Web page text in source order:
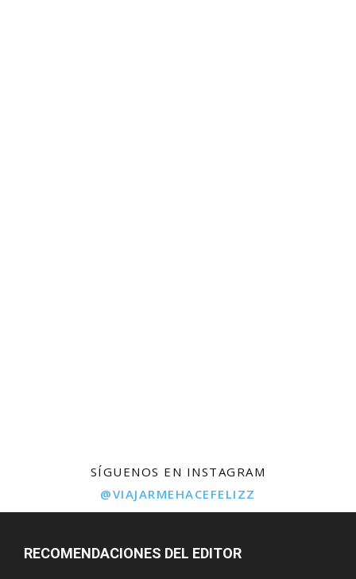
SÍGUENOS EN INSTAGRAM
@VIAJARMEHACEFELIZZ
RECOMENDACIONES DEL EDITOR